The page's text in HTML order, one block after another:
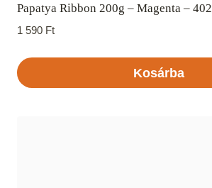
Papatya Ribbon 200g – Magenta – 402
1 590 Ft
Kosárba